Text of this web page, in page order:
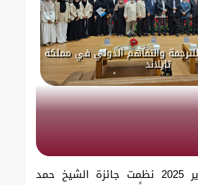
والتفاهم الدولي في مملكة
تايلاند
الدوحة – 12 يناير 2025 نظمت جائزة الشيخ حمد